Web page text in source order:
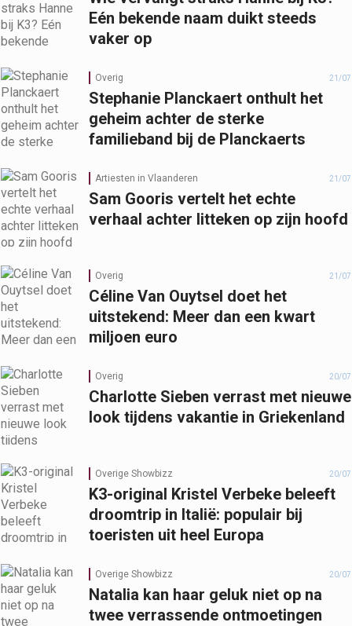
Eén bekende naam duikt steeds
vaker op
Overig 21/07
Stephanie Planckaert onthult het
geheim achter de sterke
familieband bij de Planckaerts
Artiesten in Vlaanderen 21/07
Sam Gooris vertelt het echte
verhaal achter litteken op zijn hoofd
Overig 21/07
Céline Van Ouytsel doet het
uitstekend: Meer dan een kwart
miljoen euro
Overig 20/07
Charlotte Sieben verrast met nieuwe
look tijdens vakantie in Griekenland
Overige Showbizz 20/07
K3-original Kristel Verbeke beleeft
droomtrip in Italië: populair bij
toeristen uit heel Europa
Overige Showbizz 20/07
Natalia kan haar geluk niet op na
twee verrassende ontmoetingen